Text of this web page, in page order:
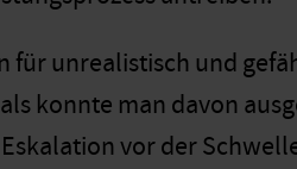
für unrealistisch und
konnte man davon
vor der